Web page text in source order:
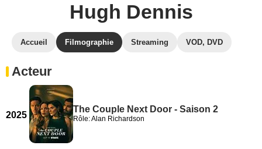
Hugh Dennis
Accueil Filmographie Streaming VOD, DVD
Acteur
2025
The Couple Next Door - Saison 2
Rôle: Alan Richardson